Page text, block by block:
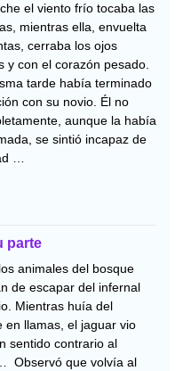
el viento frío tocaba las
mientras ella, envuelta
cerraba los ojos
y con el corazón pesado.
tarde había terminado
con su novio. Él no
aunque la había
se sintió incapaz de
…
parte
animales del bosque
de escapar del infernal
Mientras huía del
en llamas, el jaguar vio
sentido contrario al
Observó que volvía al